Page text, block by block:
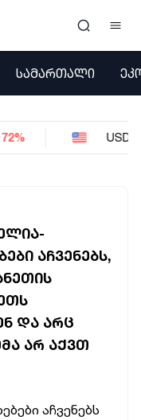
ᲡᲐᲛᲐᲠᲗᲐᲚᲘ
2.621 -0.05%
ᲐᲩᲕᲔᲜᲔᲑᲡ,
ᲓᲐ ᲐᲠᲪ
ᲐᲠ ᲐᲥᲕᲗ
აჩვენებს